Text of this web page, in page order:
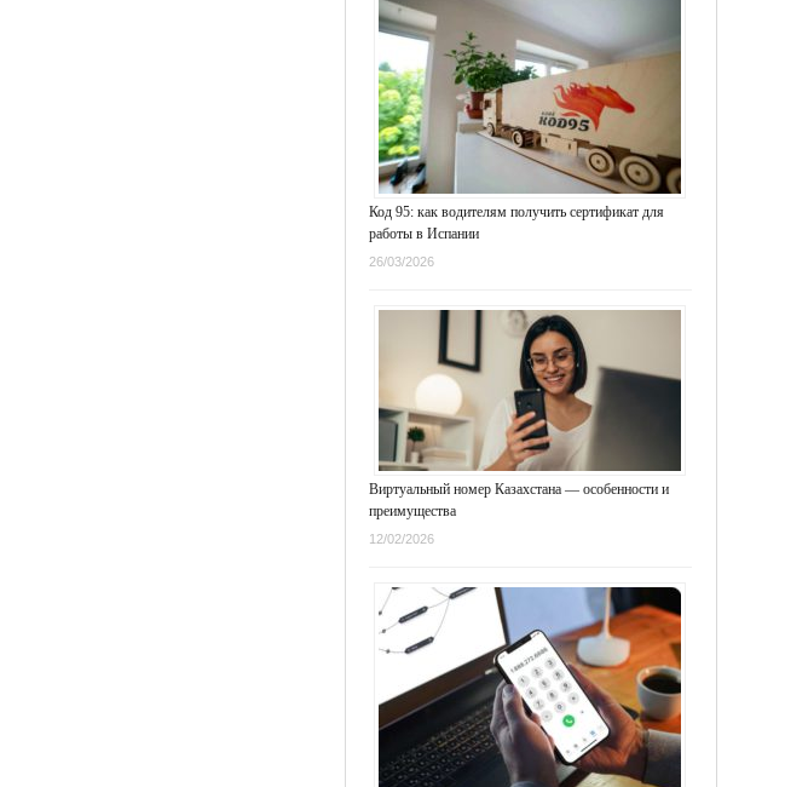
Код 95: как водителям получить сертификат для
работы в Испании
26/03/2026
Виртуальный номер Казахстана — особенности и
преимущества
12/02/2026